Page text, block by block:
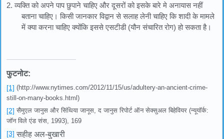
2. व्यक्ति को अपने पाप छुपाने चाहिए और दूसरों को इसके बारे मे अनायास नहीं
बताना चाहिए। किसी जानकार विद्वान से सलाह लेनी चाहिए कि शादी के मामले
में क्या करना चाहिए क्योंकि इससे एसटीडी (यौन संचारित रोग) हो सकता है।
फुटनोट:
[1] (http://www.nytimes.com/2012/11/15/us/adultery-an-ancient-crime-
still-on-many-books.html)
[2] सैमुएल जानुस और सिंथिया जानूस, द जानुस रिपोर्ट ऑन सेक्सुअल बिहेवियर (न्यूयॉर्क:
जॉन विले एंड संस, 1993), 169
[3] सहीह अल-बुखारी